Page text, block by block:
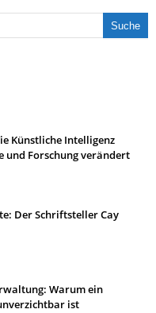
Künstliche Intelligenz
und Forschung verändert
Der Schriftsteller Cay
Warum ein
ist